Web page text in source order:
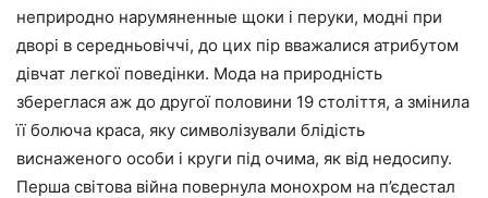
неприродно нарумяненные щоки і перуки, модні при
дворі в середньовіччі, до цих пір вважалися атрибутом
дівчат легкої поведінки. Мода на природність
збереглася аж до другої половини 19 століття, а змінила
її болюча краса, яку символізували блідість
виснаженого особи і круги під очима, як від недосипу.
Перша світова війна повернула монохром на п’єдестал